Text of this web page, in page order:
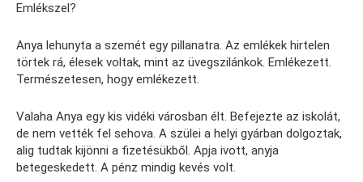
Emlékszel?
Anya lehunyta a szemét egy pillanatra. Az emlékek hirtelen
törtek rá, élesek voltak, mint az üvegszilánkok. Emlékezett.
Természetesen, hogy emlékezett.
Valaha Anya egy kis vidéki városban élt. Befejezte az iskolát,
de nem vették fel sehova. A szülei a helyi gyárban dolgoztak,
alig tudtak kijönni a fizetésükből. Apja ivott, anyja
betegeskedett. A pénz mindig kevés volt.